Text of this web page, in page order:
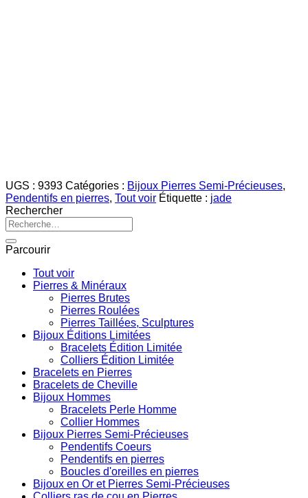
UGS : 9393 Catégories : Bijoux Pierres Semi-Précieuses,
Pendentifs en pierres, Tout voir Étiquette : jade
Rechercher
Recherche
pour :
Parcourir
Tout voir
Pierres & Minéraux
Pierres Brutes
Pierres Roulées
Pierres Taillées, Sculptures
Bijoux Éditions Limitées
Bracelets Édition Limitée
Colliers Édition Limitée
Bracelets en Pierres
Bracelets de Cheville
Bijoux Hommes
Bracelets Perle Homme
Collier Hommes
Bijoux Pierres Semi-Précieuses
Pendentifs Coeurs
Pendentifs en pierres
Boucles d'oreilles en pierres
Bijoux en Or et Pierres Semi-Précieuses